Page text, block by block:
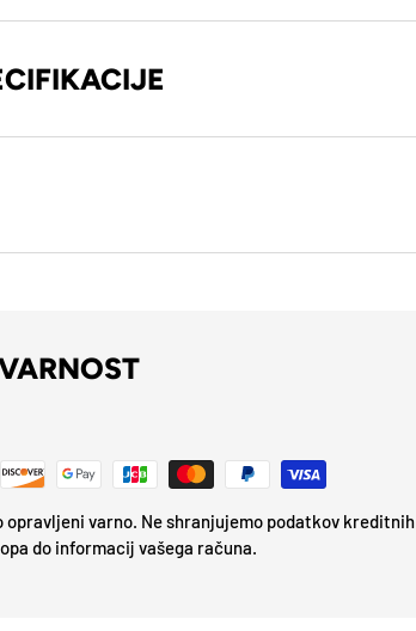
opravljeni varno. Ne shranjujemo podatkov kreditnih
do informacij vašega računa.